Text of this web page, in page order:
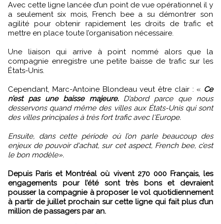
Avec cette ligne lancée d’un point de vue opérationnel il y
a seulement six mois, French bee a su démontrer son
agilité pour obtenir rapidement les droits de trafic et
mettre en place toute l’organisation nécessaire.
Une liaison qui arrive à point nommé alors que la
compagnie enregistre une petite baisse de trafic sur les
États-Unis.
Cependant, Marc-Antoine Blondeau veut être clair : « Ce
n’est pas une baisse majeure. D’abord parce que nous
desservons quand même des villes aux États-Unis qui sont
des villes principales à très fort trafic avec l'Europe.
Ensuite, dans cette période où l’on parle beaucoup des
enjeux de pouvoir d'achat, sur cet aspect, French bee, c’est
le bon modèle».
Depuis Paris et Montréal où vivent 270 000 Français, les
engagements pour l’été sont très bons et devraient
pousser la compagnie à proposer le vol quotidiennement
à partir de juillet prochain sur cette ligne qui fait plus d’un
million de passagers par an.